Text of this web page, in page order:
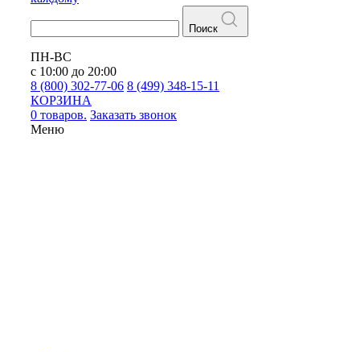
Поиск
ПН-ВС
с 10:00 до 20:00
8 (800) 302-77-06 8 (499) 348-15-11
КОРЗИНА
0 товаров. Заказать звонок
Меню